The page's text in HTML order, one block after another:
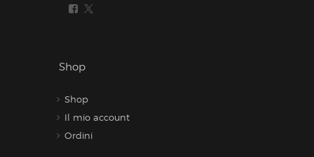
Shop
Shop
Il mio account
Ordini